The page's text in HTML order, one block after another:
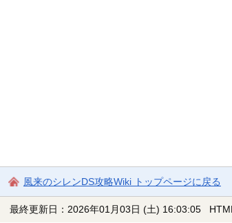
風来のシレンDS攻略Wiki トップページに戻る
最終更新日：2026年01月03日 (土) 16:03:05